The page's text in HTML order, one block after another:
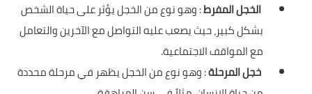
الخجل المفرط: وهو نوع من الخجل يؤثر على حياة الشخص
بشكل كبير، حيث يصعب عليه التواصل مع الآخرين والتعامل
مع المواقف الاجتماعية.
خجل المرحلة: وهو نوع من الخجل يظهر في مرحلة محددة